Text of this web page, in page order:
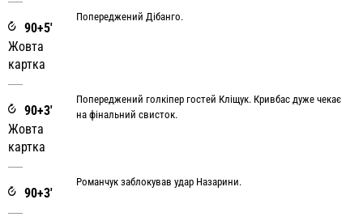
90+5'
Жовта
картка
Попереджений Дібанго.
90+3'
Жовта
картка
Попереджений голкіпер гостей Кліщук. Кривбас дуже чекає
на фінальний свисток.
90+3'
Романчук заблокував удар Назарини.